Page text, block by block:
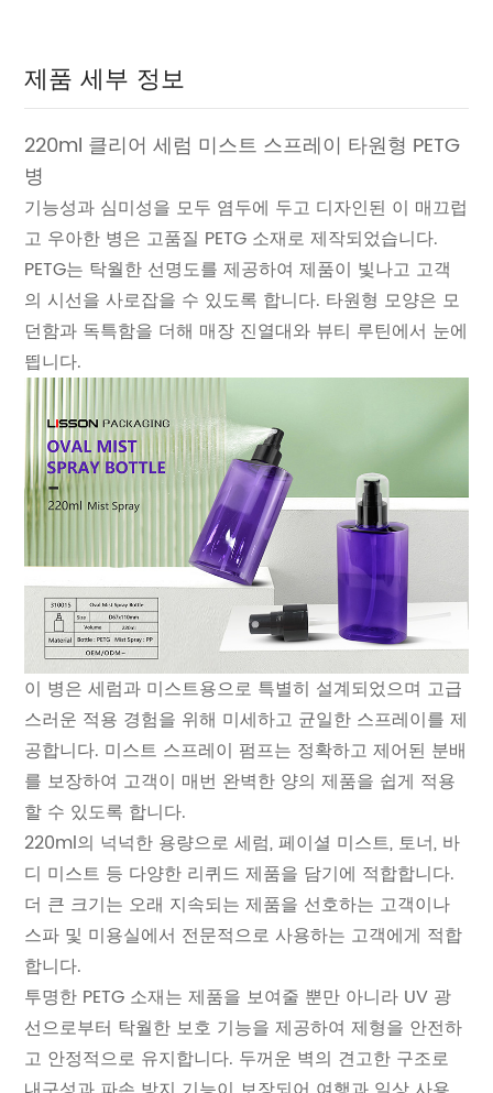
제품 세부 정보
220ml 클리어 세럼 미스트 스프레이 타원형 PETG
병
기능성과 심미성을 모두 염두에 두고 디자인된 이 매끄럽
고 우아한 병은 고품질 PETG 소재로 제작되었습니다.
PETG는 탁월한 선명도를 제공하여 제품이 빛나고 고객
의 시선을 사로잡을 수 있도록 합니다. 타원형 모양은 모
던함과 독특함을 더해 매장 진열대와 뷰티 루틴에서 눈에
띕니다.
이 병은 세럼과 미스트용으로 특별히 설계되었으며 고급
스러운 적용 경험을 위해 미세하고 균일한 스프레이를 제
공합니다. 미스트 스프레이 펌프는 정확하고 제어된 분배
를 보장하여 고객이 매번 완벽한 양의 제품을 쉽게 적용
할 수 있도록 합니다.
220ml의 넉넉한 용량으로 세럼, 페이셜 미스트, 토너, 바
디 미스트 등 다양한 리퀴드 제품을 담기에 적합합니다.
더 큰 크기는 오래 지속되는 제품을 선호하는 고객이나
스파 및 미용실에서 전문적으로 사용하는 고객에게 적합
합니다.
투명한 PETG 소재는 제품을 보여줄 뿐만 아니라 UV 광
선으로부터 탁월한 보호 기능을 제공하여 제형을 안전하
고 안정적으로 유지합니다. 두꺼운 벽의 견고한 구조로